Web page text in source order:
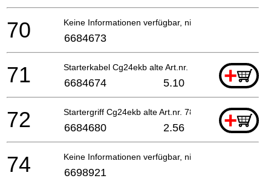
Keine Informationen verfügbar, nicht bestellbar
70 6684673
Starterkabel Cg24ekb alte Art.nr. 783-0720f-20 Fo
+
71 6684674 5.10
Startergriff Cg24ekb alte Art.nr. 785-03045-20 Fo
+
72 6684680 2.56
Keine Informationen verfügbar, nicht bestellbar
74 6698921